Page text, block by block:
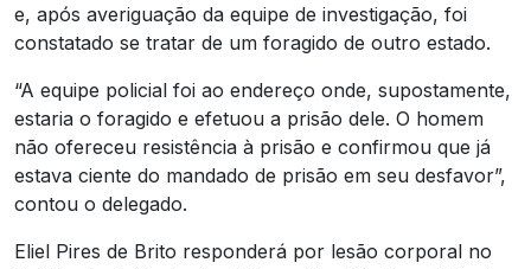
e, após averiguação da equipe de investigação, foi
constatado se tratar de um foragido de outro estado.
“A equipe policial foi ao endereço onde, supostamente,
estaria o foragido e efetuou a prisão dele. O homem
não ofereceu resistência à prisão e confirmou que já
estava ciente do mandado de prisão em seu desfavor”,
contou o delegado.
Eliel Pires de Brito responderá por lesão corporal no